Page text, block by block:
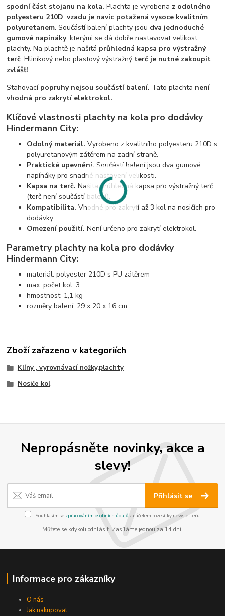
spodní část stojanu na kola.Plachta je vyrobena z odolného
polyesteru 210D,vzadu je navíc potažená vysoce kvalitním
polyuretanem. Součástí balení plachty jsou dva jednoduché
gumové napínáky, kterými se dá dobře nastavovat velikost
plachty. Na plachtě je našitá průhledná kapsa pro výstražný
terč. Hliníkový nebo plastový výstražný terč je nutné zakoupit
zvlášť!
Stahovací popruhy nejsou součástí balení. Tato plachta není
vhodná pro zakrytí elektrokol.
Klíčové vlastnosti plachty na kola pro dodávky
Hindermann City:
Odolný materiál. Vyrobeno z kvalitního polyesteru 210D s
polyuretanovým zátěrem na zadní straně.
Praktické upevnění. Součástí balení jsou dva gumové
napínáky pro snadné nastavení velikosti.
Kapsa na terč. Našita průhledná kapsa pro výstražný terč
(terč není součástí balení).
Kompatibilita. Vhodné pro zakrytí až 3 kol na nosičích pro
dodávky.
Omezení použití. Není určeno pro zakrytí elektrokol.
Parametry plachty na kola pro dodávky
Hindermann City:
materiál: polyester 210D s PU zátěrem
max. počet kol: 3
hmostnost: 1,1 kg
rozměry balení: 29 x 20 x 16 cm
Zboží zařazeno v kategoriích
Klíny , vyrovnávací nožky,plachty
Nosiče kol
Nepropásněte novinky, akce a
slevy!
Přihlásit se
Souhlasím se zpracováním osobních údajůza účelem rozesílky newsletteru.
Můžete se kdykoli odhlásit. Zasíláme jednou za 14 dní.
Informace pro zákazníky
O nás
Jak nakupovat